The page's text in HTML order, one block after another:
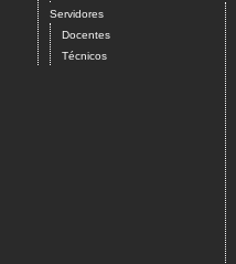
Servidores
Docentes
Técnicos